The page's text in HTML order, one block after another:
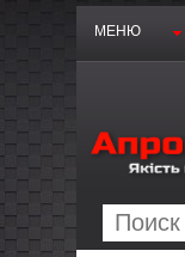
МЕНЮ